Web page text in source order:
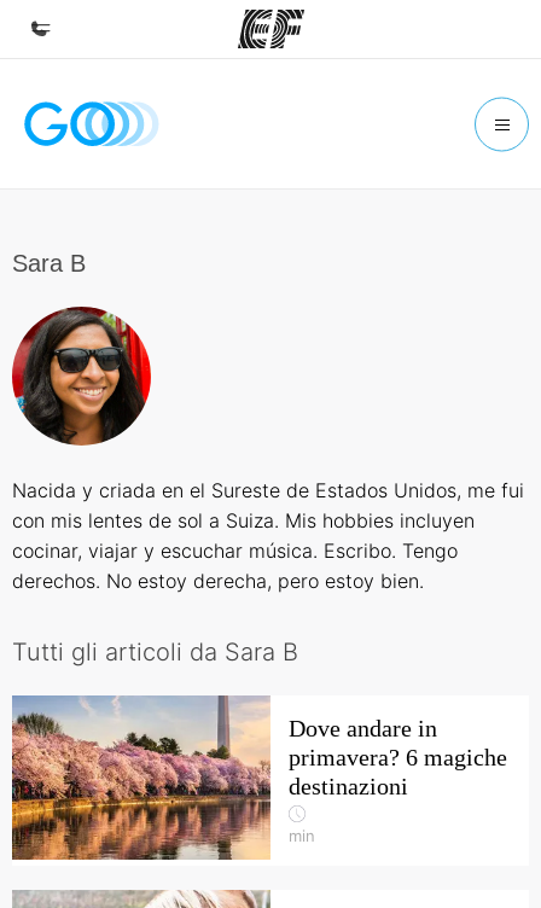
Homepage
Trova l'ufficio più vicino
Chi siamo
La nostra organizzazione
Lavora con noi
Sara B
Nacida y criada en el Sureste de Estados Unidos, me fui
con mis lentes de sol a Suiza. Mis hobbies incluyen
cocinar, viajar y escuchar música. Escribo. Tengo
derechos. No estoy derecha, pero estoy bien.
Tutti gli articoli da Sara B
Dove andare in
primavera? 6 magiche
destinazioni
min